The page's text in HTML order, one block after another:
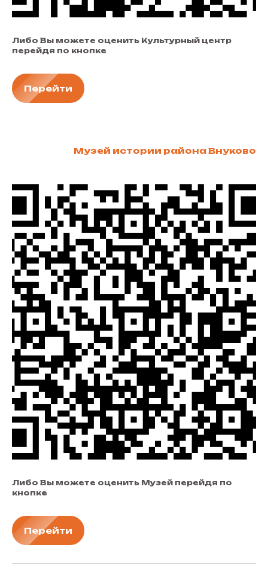
Либо Вы можете оценить Культурный центр
перейдя по кнопке
Перейти
Музей истории района Внуково
Либо Вы можете оценить Музей перейдя по
кнопке
Перейти